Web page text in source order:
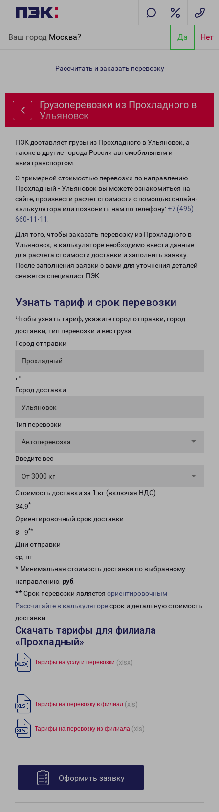
Ваш город Москва? Да Нет
Ульяновск
Рассчитать и заказать перевозку
Грузоперевозки из Прохладного в
Ульяновск
ПЭК доставляет грузы из Прохладного в Ульяновск, а
также в другие города России автомобильным и
авиатранспортом.
С примерной стоимостью перевозки по направлению
Прохладный - Ульяновск вы можете ознакомиться на
сайте, произвести расчет стоимости с помощью онлайн-
калькулятора или позвонить нам по телефону: +7 (495)
660-11-11
Для того, чтобы заказать перевозку из Прохладного в
Ульяновск, в калькуляторе необходимо ввести данные
для расчета стоимости доставки и заполнить заявку.
После заполнения заявки с вами для уточнения деталей
свяжется специалист ПЭК.
Узнать тариф и срок перевозки
Чтобы узнать тариф, укажите город отправки, город
доставки, тип перевозки и вес груза.
Город отправки
Прохладный
⇄
Город доставки
Ульяновск
Тип перевозки
Автоперевозка
Введите вес
От 3000 кг
Стоимость доставки за 1 кг (включая НДС)
34.9*
Ориентировочный срок доставки
8 - 9**
Дни отправки
ср, пт
* Минимальная стоимость доставки по выбранному
направлению: руб.
** Срок перевозки является ориентировочным
Рассчитайте в калькуляторесрок и детальную стоимость
доставки.
Скачать тарифы для филиала
«Прохладный»
Тарифы на услуги перевозки (xlsx)
Тарифы на перевозку в филиал (xls)
Тарифы на перевозку из филиала (xls)
Оформить заявку